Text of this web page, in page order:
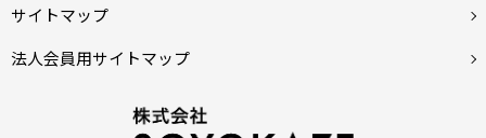
サイトマップ
法人会員用サイトマップ